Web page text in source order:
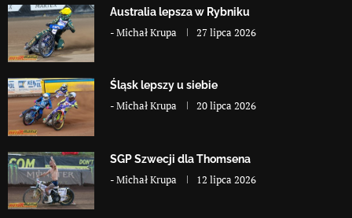
Australia lepsza w Rybniku
-Michał Krupa 27 lipca 2026
Śląsk lepszy u siebie
-Michał Krupa 20 lipca 2026
SGP Szwecji dla Thomsena
-Michał Krupa 12 lipca 2026